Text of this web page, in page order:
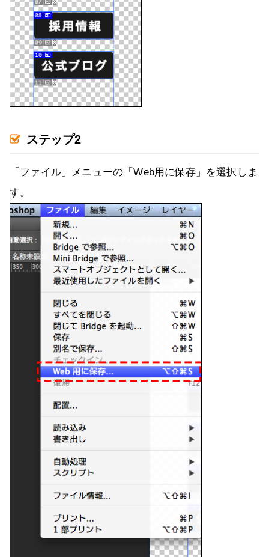
ステップ2
「ファイル」メニューの「Web用に保存」を選択しま
す。